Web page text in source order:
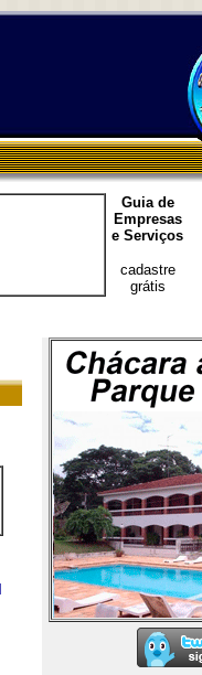
Guia de
Empresas
e Serviços
cadastre
grátis